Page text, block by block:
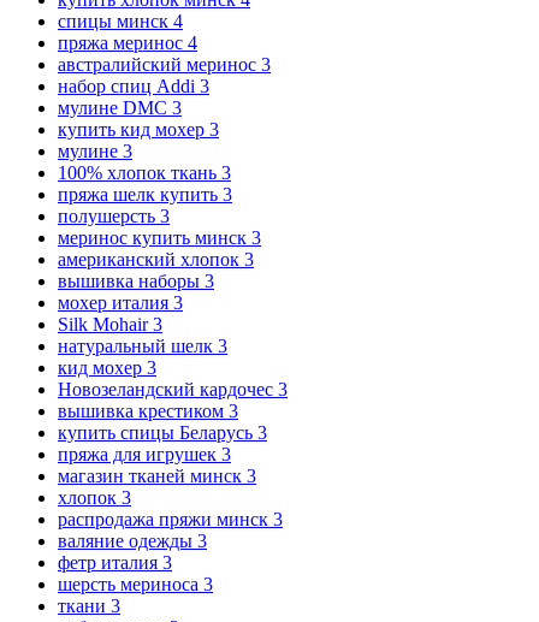
спицы минск 4
пряжа меринос 4
австралийский меринос 3
набор спиц Addi 3
мулине DMC 3
купить кид мохер 3
мулине 3
100% хлопок ткань 3
пряжа шелк купить 3
полушерсть 3
меринос купить минск 3
американский хлопок 3
вышивка наборы 3
мохер италия 3
Silk Mohair3
натуральный шелк 3
кид мохер 3
Новозеландский кардочес 3
вышивка крестиком 3
купить спицы Беларусь 3
пряжа для игрушек 3
магазин тканей минск 3
хлопок 3
распродажа пряжи минск 3
валяние одежды 3
фетр италия 3
шерсть мериноса 3
ткани 3